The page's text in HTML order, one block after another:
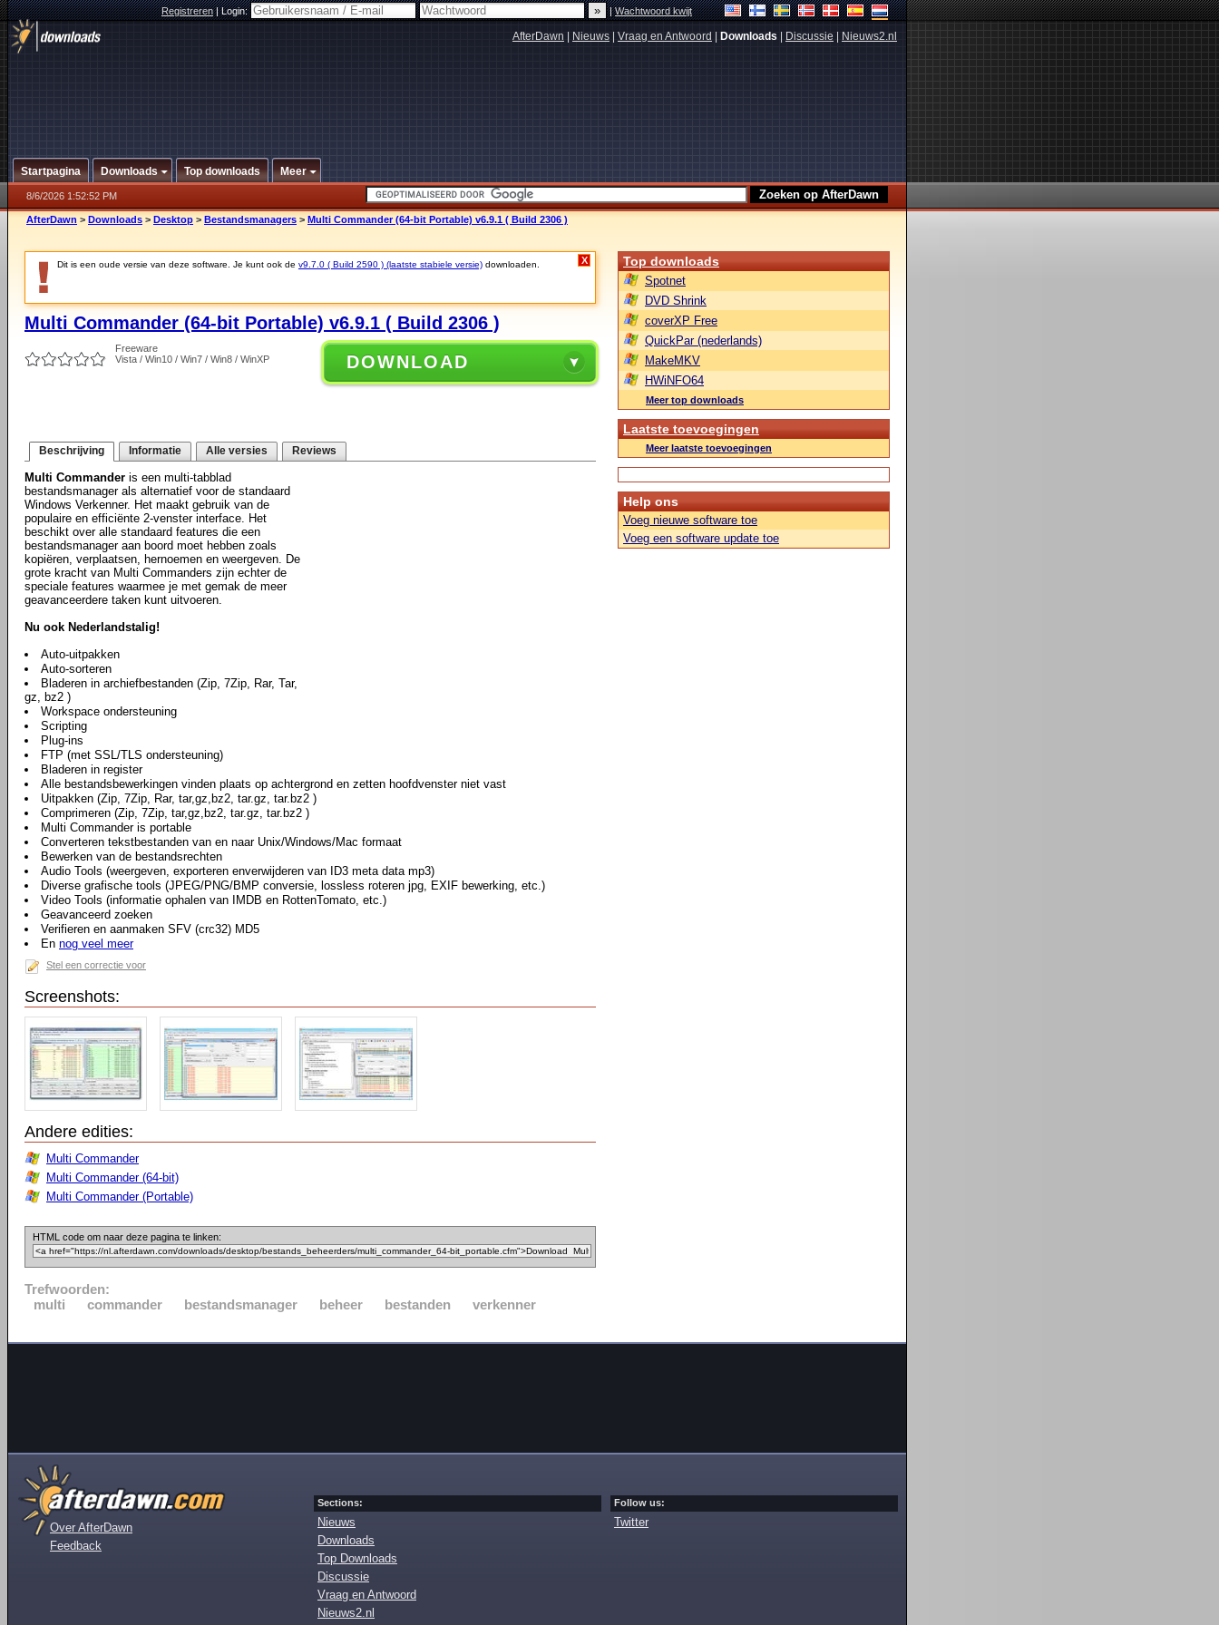
Registreren|Login: |Wachtwoord kwijt
AfterDawn Nieuws Vraag en Antwoord Downloads Discussie Nieuws2.nl
Startpagina Downloads Top downloads Meer
8/6/2026 1:52:52 PM
AfterDawn > Downloads > Desktop > Bestandsmanagers > Multi Commander (64-bit Portable) v6.9.1 ( Build 2306 )
Dit is een oude versie van deze software. Je kunt ook de v9.7.0 ( Build 2590 ) (laatste stabiele versie) downloaden. X
Multi Commander (64-bit Portable) v6.9.1 ( Build 2306 )
Freeware
Vista / Win10 / Win7 / Win8 / WinXP
DOWNLOAD
Beschrijving Informatie Alle versies Reviews
Multi Commander is een multi-tabblad
bestandsmanager als alternatief voor de standaard
Windows Verkenner. Het maakt gebruik van de
populaire en efficiënte 2-venster interface. Het
beschikt over alle standaard features die een
bestandsmanager aan boord moet hebben zoals
kopiëren, verplaatsen, hernoemen en weergeven. De
grote kracht van Multi Commanders zijn echter de
speciale features waarmee je met gemak de meer
geavanceerdere taken kunt uitvoeren.
Nu ook Nederlandstalig!
Auto-uitpakken
Auto-sorteren
Bladeren in archiefbestanden (Zip, 7Zip, Rar, Tar,
gz, bz2 )
Workspace ondersteuning
Scripting
Plug-ins
FTP (met SSL/TLS ondersteuning)
Bladeren in register
Alle bestandsbewerkingen vinden plaats op achtergrond en zetten hoofdvenster niet vast
Uitpakken (Zip, 7Zip, Rar, tar,gz,bz2, tar.gz, tar.bz2 )
Comprimeren (Zip, 7Zip, tar,gz,bz2, tar.gz, tar.bz2 )
Multi Commander is portable
Converteren tekstbestanden van en naar Unix/Windows/Mac formaat
Bewerken van de bestandsrechten
Audio Tools (weergeven, exporteren enverwijderen van ID3 meta data mp3)
Diverse grafische tools (JPEG/PNG/BMP conversie, lossless roteren jpg, EXIF bewerking, etc.)
Video Tools (informatie ophalen van IMDB en RottenTomato, etc.)
Geavanceerd zoeken
Verifieren en aanmaken SFV (crc32) MD5
En nog veel meer
Stel een correctie voor
Screenshots:
Andere edities:
Multi Commander
Multi Commander (64-bit)
Multi Commander (Portable)
HTML code om naar deze pagina te linken:
Trefwoorden:
multi
commander bestandsmanager beheer bestanden verkenner
Top downloads
Spotnet
DVD Shrink
coverXP Free
QuickPar (nederlands)
MakeMKV
HWiNFO64
Meer top downloads
Laatste toevoegingen
Meer laatste toevoegingen
Help ons
Voeg nieuwe software toe
Voeg een software update toe
Over AfterDawn
Feedback
Sections:
Nieuws
Downloads
Top Downloads
Discussie
Vraag en Antwoord
Nieuws2.nl
Follow us:
Twitter